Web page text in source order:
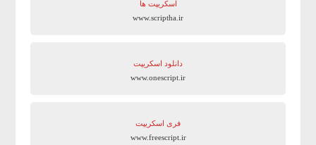
اسکریپت ها
www.scriptha.ir
دانلود اسکریپت
www.onescript.ir
فری اسکریپت
www.freescript.ir